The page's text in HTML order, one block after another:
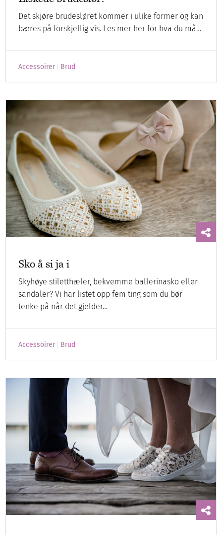
Det skjøre brudesløret kommer i ulike former og kan
bæres på forskjellig vis. Les mer her for hva du må…
Accessoirer Brud
Sko å si ja i
Skyhøye stiletthæler, bekvemme ballerinasko eller
sandaler? Vi har listet opp fem ting som du bør
tenke på når det gjelder…
Accessoirer Brud